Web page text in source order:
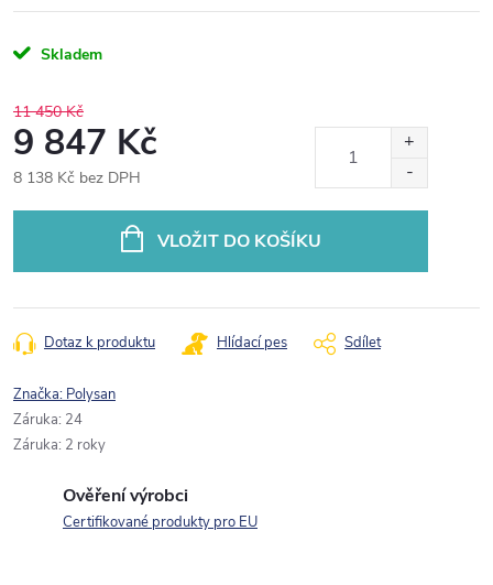
Skladem
11 450 Kč
9 847 Kč
8 138 Kč bez DPH
VLOŽIT DO KOŠÍKU
Dotaz k produktu Hlídací pes Sdílet
Značka: Polysan
Záruka: 24
Záruka: 2 roky
Ověření výrobci
Certifikované produkty pro EU